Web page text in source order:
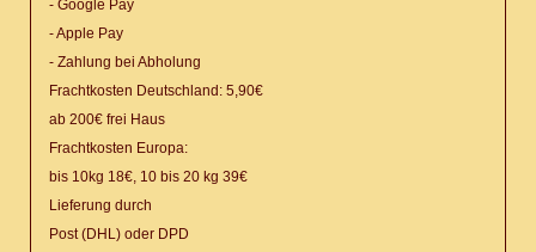
- Google Pay
- Apple Pay
- Zahlung bei Abholung
Frachtkosten Deutschland: 5,90€
ab 200€ frei Haus
Frachtkosten Europa:
bis 10kg 18€, 10 bis 20 kg 39€
Lieferung durch
Post (DHL) oder DPD